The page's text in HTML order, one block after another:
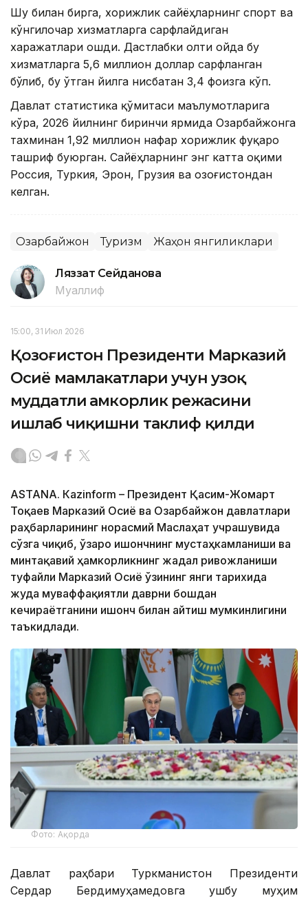
Шу билан бирга, хорижлик сайёҳларнинг спорт ва
кўнгилочар хизматларга сарфлайдиган
харажатлари ошди. Дастлабки олти ойда бу
хизматларга 5,6 миллион доллар сарфланган
бўлиб, бу ўтган йилга нисбатан 3,4 фоизга кўп.
Давлат статистика қўмитаси маълумотларига
кўра, 2026 йилнинг биринчи ярмида Озарбайжонга
тахминан 1,92 миллион нафар хорижлик фуқаро
ташриф буюрган. Сайёҳларнинг энг катта оқими
Россия, Туркия, Эрон, Грузия ва Қозоғистондан
келган.
Озарбайжон Туризм Жаҳон янгиликлари
Ляззат Сейданова
Муаллиф
15:00, 31 Июл 2026
Қозоғистон Президенти Марказий
Осиё мамлакатлари учун узоқ
муддатли ҳамкорлик режасини
ишлаб чиқишни таклиф қилди
ASTANА. Кazinform – Президент Қасим-Жомарт
Тоқаев Марказий Осиё ва Озарбайжон давлатлари
раҳбарларининг норасмий Маслаҳат учрашувида
сўзга чиқиб, ўзаро ишончнинг мустаҳкамланиши ва
минтақавий ҳамкорликнинг жадал ривожланиши
туфайли Марказий Осиё ўзининг янги тарихида
жуда муваффақиятли даврни бошдан
кечираётганини ишонч билан айтиш мумкинлигини
таъкидлади.
Фото: Ақорда
Давлат раҳбари Туркманистон Президенти
Сердар Бердимуҳамедовга ушбу муҳим